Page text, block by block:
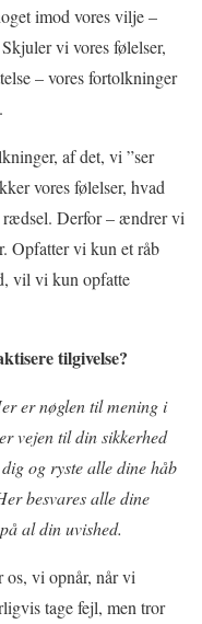
imod vores vilje –
vi vores følelser,
– vores fortolkninger
af det, vi ”ser
vores følelser, hvad
rædsel. Derfor – ændrer vi
Opfatter vi kun et råb
vil vi kun opfatte
tilgivelse?
er nøglen til mening i
vejen til din sikkerhed
og ryste alle dine håb
besvares alle dine
al din uvished.
vi opnår, når vi
tage fejl, men tror